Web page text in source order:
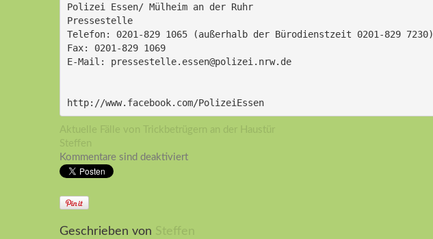
Polizei Essen/ Mülheim an der Ruhr
Pressestelle
Telefon: 0201-829 1065 (außerhalb der Bürodienstzeit 0201-829 7230)
Fax: 0201-829 1069
E-Mail: pressestelle.essen@polizei.nrw.de
http://www.facebook.com/PolizeiEssen
Aktuelle Fälle von Trickbetrügern an der Haustür
Steffen
Kommentare sind deaktiviert
Geschrieben von Steffen